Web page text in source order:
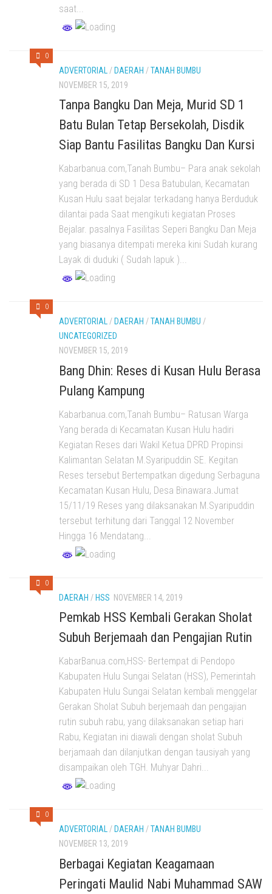
saat...
0
ADVERTORIAL / DAERAH /TANAH BUMBU
NOVEMBER 15, 2019
Tanpa Bangku Dan Meja, Murid SD 1
Batu Bulan Tetap Bersekolah, Disdik
Siap Bantu Fasilitas Bangku Dan Kursi
Kabarbanua.com,Tanah Bumbu– Para anak sekolah
yang berada di SD 1 Desa Batubulan, Kecamatan
Kusan Hulu saat bejalar terkadang hanya Berduduk
dilantai pada Saat mengikuti kegiatan Proses
Bejalar. pasalnya Fasilitas Seperi Bangku Dan Meja
yang biasanya ditempati mereka kini Sudah kurang
Layak di duduki ( Sudah lapuk )...
0
ADVERTORIAL/ DAERAH /TANAH BUMBU /
UNCATEGORIZED
NOVEMBER 15, 2019
Bang Dhin: Reses di Kusan Hulu Berasa
Pulang Kampung
Kabarbanua.com,Tanah Bumbu– Ratusan Warga
Yang berada di Kecamatan Kusan Hulu hadiri
Kegiatan Reses dari Wakil Ketua DPRD Propinsi
Kalimantan Selatan M.Syaripuddin SE. Kegitan
Reses tersebut Bertempatkan digedung Serbaguna
Kecamatan Kusan Hulu, Desa Binawara.Jumat
15/11/19 Reses yang dilaksanakan M.Syaripuddin
tersebut terhitung dari Tanggal 12 November
Hingga 16 Mendatang...
0
DAERAH / HSS NOVEMBER 14, 2019
Pemkab HSS Kembali Gerakan Sholat
Subuh Berjemaah dan Pengajian Rutin
KabarBanua.com,HSS- Bertempat di Pendopo
Kabupaten Hulu Sungai Selatan (HSS), Pemerintah
Kabupaten Hulu Sungai Selatan kembali menggelar
Gerakan Sholat Subuh berjemaah dan pengajian
rutin subuh rabu, yang dilaksanakan setiap hari
Rabu, Kegiatan ini diawali dengan sholat Subuh
berjamaah dan dilanjutkan dengan tausiyah yang
disampaikan oleh TGH. Muhyar Dahri...
0
ADVERTORIAL/ DAERAH /TANAH BUMBU
NOVEMBER 13, 2019
Berbagai Kegiatan Keagamaan
Peringati Maulid Nabi Muhammad SAW